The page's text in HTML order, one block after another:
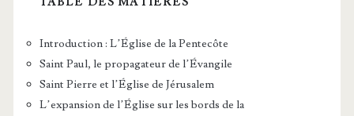
Introduction : L’Église de la Pentecôte
Saint Paul, le propagateur de l’Évangile
Saint Pierre et l’Église de Jérusalem
L’expansion de l’Église sur les bords de la